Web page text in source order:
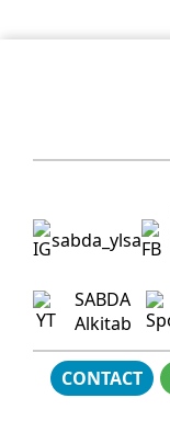
sabda_ylsa
SABDA
Alkitab
CONTACT